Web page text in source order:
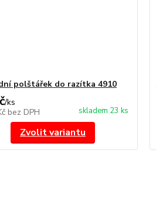
polštářek do razítka 4910
/ks
bez DPH skladem 23 ks
Zvolit variantu